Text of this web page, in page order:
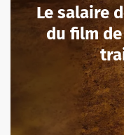
Le salaire
du film